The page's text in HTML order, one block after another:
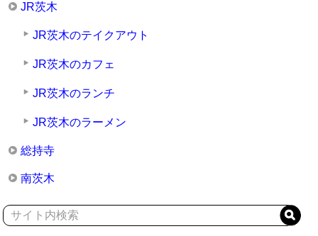
JR茨木
JR茨木のテイクアウト
JR茨木のカフェ
JR茨木のランチ
JR茨木のラーメン
総持寺
南茨木